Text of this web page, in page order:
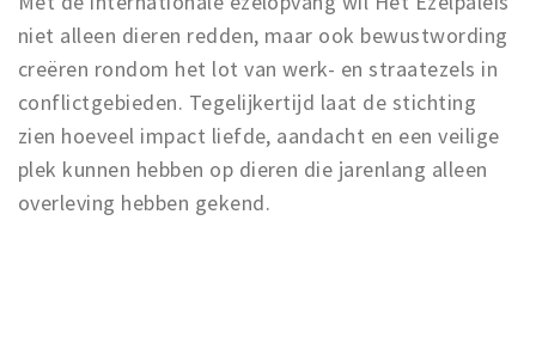
niet alleen dieren redden, maar ook bewustwording
creëren rondom het lot van werk- en straatezels in
conflictgebieden. Tegelijkertijd laat de stichting
zien hoeveel impact liefde, aandacht en een veilige
plek kunnen hebben op dieren die jarenlang alleen
overleving hebben gekend.